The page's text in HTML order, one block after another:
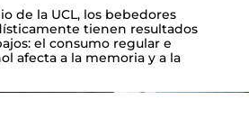
de la UCL, los bebedores
tienen resultados
el consumo regular e
afecta a la memoria y a la